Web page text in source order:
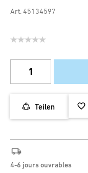
Art. 45134597
Teilen
4-6 jours ouvrables